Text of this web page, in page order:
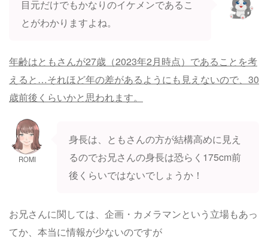
目元だけでもかなりのイケメンであるこ
とがわかりますよね。
年齢はともさんが27歳（2023年2月時点）であることを考
えると…それほど年の差があるようにも見えないので、30
歳前後くらいかと思われます。
ROMI
身長は、ともさんの方が結構高めに見え
るのでお兄さんの身長は恐らく175cm前
後くらいではないでしょうか！
お兄さんに関しては、企画・カメラマンという立場もあっ
てか、本当に情報が少ないのですが